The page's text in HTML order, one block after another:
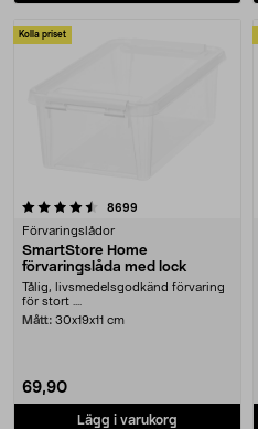
Kolla priset
8699
Förvaringslådor
SmartStore Home
förvaringslåda med lock
Tålig, livsmedelsgodkänd förvaring
för stort ....
Mått: 30x19x11 cm
69,90
Lägg i varukorg
4.5 av 5 stjärnor